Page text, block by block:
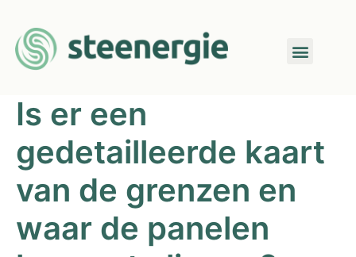
Is er een
gedetailleerde kaart
van de grenzen en
waar de panelen